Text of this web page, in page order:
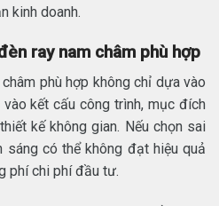
kinh doanh.
ray nam châm phù hợp
phù hợp không chỉ dựa vào
kết cấu công trình, mục đích
kế không gian. Nếu chọn sai
sáng có thể không đạt hiệu quả
phí chi phí đầu tư.